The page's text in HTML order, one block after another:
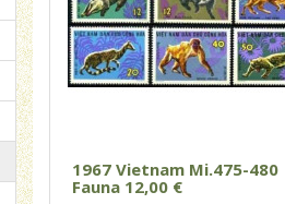
1967 Vietnam Mi.475-480
Fauna 12,00 €